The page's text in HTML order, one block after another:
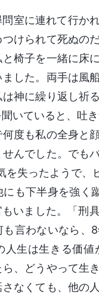
室に連れて行か
けられて死ぬの
椅子を一緒に床
した。両手は風
神に繰り返し祈
いていると、吐
度も私の全身と
んでした。でも
を失ったようで
も下半身を強
いました。「刑
言わないなら、
人生は生きる価
、どうやって生
なくても、他の